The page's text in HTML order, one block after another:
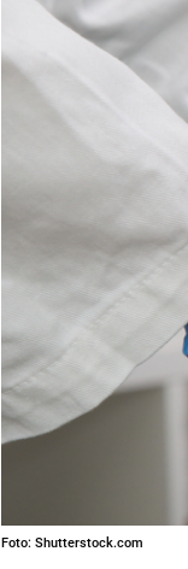
Foto: Shutterstock.com